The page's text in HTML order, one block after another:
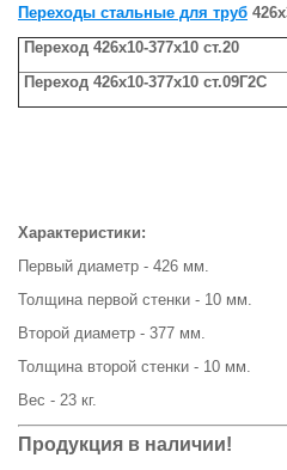
Переходы стальные для труб
Переход 426х10-377х10 ст.20
Переход 426х10-377х10 ст.09Г2С
Характеристики:
Первый диаметр - 426 мм.
Толщина первой стенки - 10 мм.
Второй диаметр - 377 мм.
Толщина второй стенки - 10 мм.
Вес - 23 кг.
Продукция в наличии!